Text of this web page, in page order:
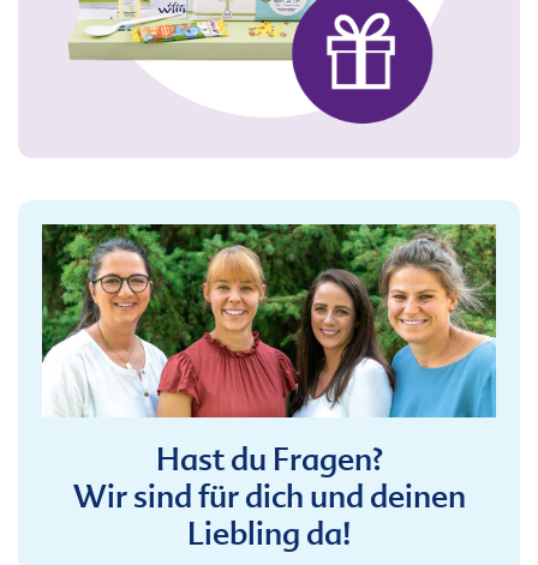
Hast du Fragen?
Wir sind für dich und deinen
Liebling da!